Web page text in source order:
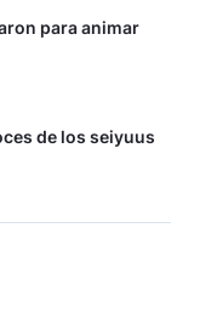
para animar
de los seiyuus